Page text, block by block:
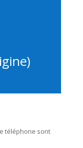
téléphone sont